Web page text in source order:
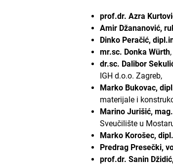
prof.dr. Azra
Amir Džananović,
Dinko Peračić,
mr.sc. Donka Würth
dr.sc. Dalibor
IGH d.o.o. Zagreb,
Marko Bukovac,
materijale i
Marino Jurišić,
Sveučilište u
Marko Korošec,
Predrag Presečki,
prof.dr. Sanin